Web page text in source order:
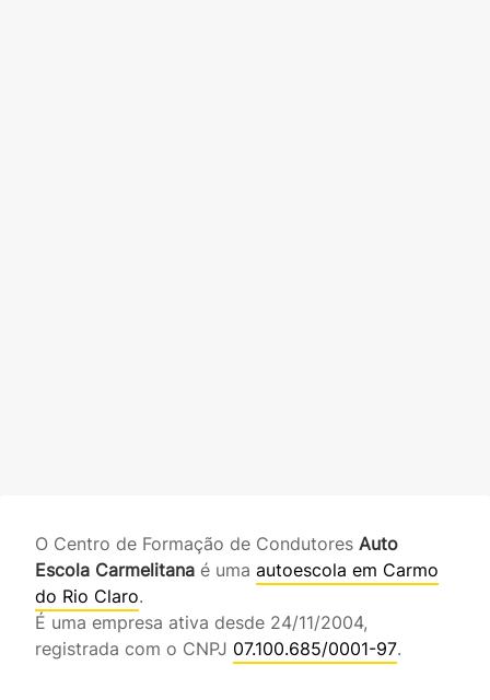
O Centro de Formação de Condutores Auto
Escola Carmelitana é uma autoescola em Carmo
do Rio Claro.
É uma empresa ativa desde 24/11/2004,
registrada com o CNPJ 07.100.685/0001-97.